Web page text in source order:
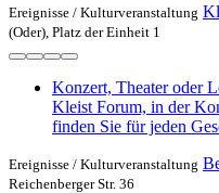
Ereignisse / Kulturveranstaltung
(Oder), Platz der Einheit 1
Konzert, Theater oder
Kleist Forum, in der
finden Sie für jeden
Ereignisse / Kulturveranstaltung
Reichenberger Str. 36